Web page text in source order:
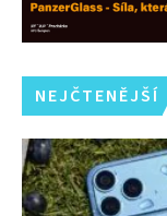
NEJČTENĚJŠÍ